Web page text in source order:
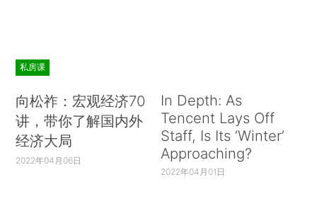
私房课
向松祚：宏观经济70
讲，带你了解国内外
经济大局
2022年04月06日
In Depth: As
Tencent Lays Off
Staff, Is Its ‘Winter’
Approaching?
2022年04月01日